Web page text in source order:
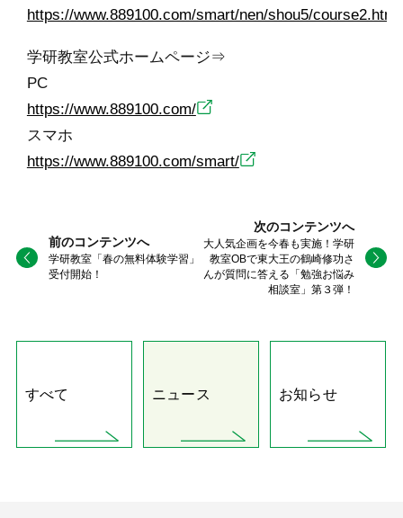
https://www.889100.com/smart/nen/shou5/course2.html
学研教室公式ホームページ⇒
PC
https://www.889100.com/
スマホ
https://www.889100.com/smart/
前のコンテンツへ
学研教室「春の無料体験学習」
受付開始！
次のコンテンツへ
大人気企画を今春も実施！学研
教室OBで東大王の鶴崎修功さ
んが質問に答える「勉強お悩み
相談室」第３弾！
すべて ニュース お知らせ